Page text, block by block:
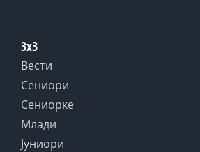
3x3
Вести
Сениори
Сениорке
Млади
Јуниори